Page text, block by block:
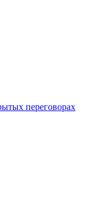
переговорах